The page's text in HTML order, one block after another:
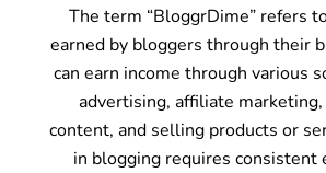
The term “BloggrDime” refers
earned by bloggers through their
can earn income through various
advertising, affiliate
content, and selling products or
in blogging requires consistent